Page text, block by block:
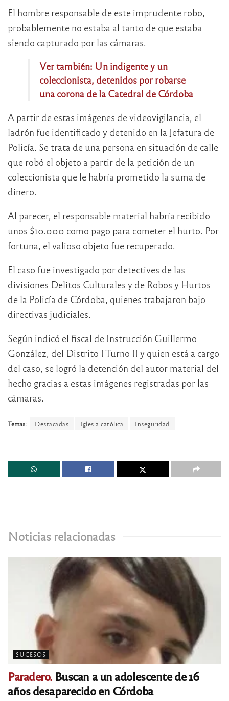
El hombre responsable de este imprudente robo,
probablemente no estaba al tanto de que estaba
siendo capturado por las cámaras.
Ver también: Un indigente y un
coleccionista, detenidos por robarse
una corona de la Catedral de Córdoba
A partir de estas imágenes de videovigilancia, el
ladrón fue identificado y detenido en la Jefatura de
Policía. Se trata de una persona en situación de calle
que robó el objeto a partir de la petición de un
coleccionista que le habría prometido la suma de
dinero.
Al parecer, el responsable material habría recibido
unos $10.000 como pago para cometer el hurto. Por
fortuna, el valioso objeto fue recuperado.
El caso fue investigado por detectives de las
divisiones Delitos Culturales y de Robos y Hurtos
de la Policía de Córdoba, quienes trabajaron bajo
directivas judiciales.
Según indicó el fiscal de Instrucción Guillermo
González, del Distrito I Turno II y quien está a cargo
del caso, se logró la detención del autor material del
hecho gracias a estas imágenes registradas por las
cámaras.
Temas: Destacadas Iglesia católica Inseguridad
Noticias relacionadas
SUCESOS
Paradero. Buscan a un adolescente de 16
años desaparecido en Córdoba